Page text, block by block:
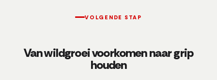
VOLGENDE STAP
Van wildgroei voorkomen naar grip
houden